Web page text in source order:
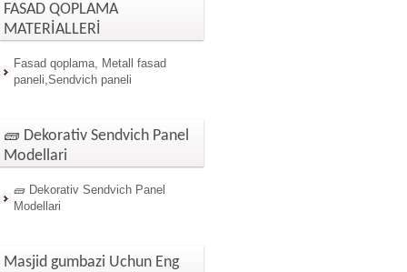
FASAD QOPLAMA
MATERİALLERİ
Fasad qoplama, Metall fasad
paneli,Sendvich paneli
🧱 Dekorativ Sendvich Panel
Modellari
🧱 Dekorativ Sendvich Panel
Modellari
Masjid gumbazi Uchun Eng